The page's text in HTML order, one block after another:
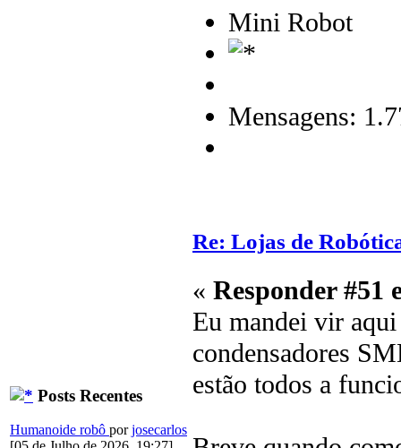
Posts Recentes
Humanoide robô porjosecarlos
Mini Robot
Mensagens:
Re: Lojas de
« Responder #51
Eu mandei vir
condensadores
estão todos a